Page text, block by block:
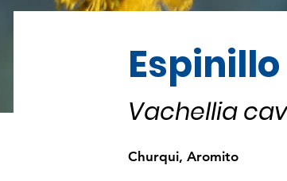
Espinillo
Vachellia
Churqui, Aromito